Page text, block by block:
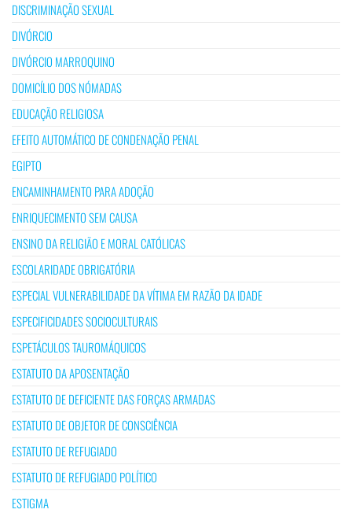
DISCRIMINAÇÃO SEXUAL
DIVÓRCIO
DIVÓRCIO MARROQUINO
DOMICÍLIO DOS NÓMADAS
EDUCAÇÃO RELIGIOSA
EFEITO AUTOMÁTICO DE CONDENAÇÃO PENAL
EGIPTO
ENCAMINHAMENTO PARA ADOÇÃO
ENRIQUECIMENTO SEM CAUSA
ENSINO DA RELIGIÃO E MORAL CATÓLICAS
ESCOLARIDADE OBRIGATÓRIA
ESPECIAL VULNERABILIDADE DA VÍTIMA EM RAZÃO DA IDADE
ESPECIFICIDADES SOCIOCULTURAIS
ESPETÁCULOS TAUROMÁQUICOS
ESTATUTO DA APOSENTAÇÃO
ESTATUTO DE DEFICIENTE DAS FORÇAS ARMADAS
ESTATUTO DE OBJETOR DE CONSCIÊNCIA
ESTATUTO DE REFUGIADO
ESTATUTO DE REFUGIADO POLÍTICO
ESTIGMA